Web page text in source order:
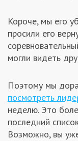
Короче, мы его
просили его
могли видеть
Поэтому мы
посмотреть
неделю. Это
последний
Возможно, вы